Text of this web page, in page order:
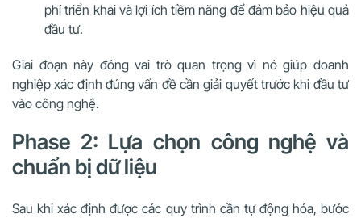
phí triển khai và lợi ích tiềm năng để đảm bảo hiệu quả
đầu tư.
Giai đoạn này đóng vai trò quan trọng vì nó giúp doanh
nghiệp xác định đúng vấn đề cần giải quyết trước khi đầu tư
vào công nghệ.
Phase 2: Lựa chọn công nghệ và
chuẩn bị dữ liệu
Sau khi xác định được các quy trình cần tự động hóa, bước